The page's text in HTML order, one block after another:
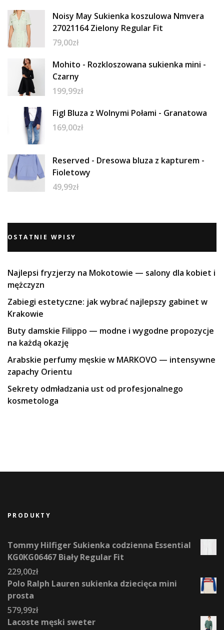
Noisy May Sukienka koszulowa Nmvera
27021164 Zielony Regular Fit
79,00zł
Mohito - Rozkloszowana sukienka mini -
Czarny
199,99zł
Figl Bluza z Wolnymi Połami - Granatowa
169,00zł
Reserved - Dresowa bluza z kapturem -
Fioletowy
49,99zł
OSTATNIE WPISY
Najlepsi fryzjerzy na Mokotowie — salony dla kobiet i
mężczyzn
Zabiegi estetyczne: jak wybrać najlepszy gabinet w
Krakowie
Buty damskie Filippo — modne i wygodne propozycje
na każdą okazję
Arabskie perfumy męskie w MARKOVO — intensywne
zapachy Orientu
Sekrety odmładzania ust od profesjonalnego
kosmetologa
PRODUKTY
Tommy Hilfiger Sukienka codzienna Essential
KG0KG06467 Biały Regular Fit
229,00zł
Polo Ralph Lauren sukienka dziecięca mini
prosta
579,99zł
Lacoste męski sweter